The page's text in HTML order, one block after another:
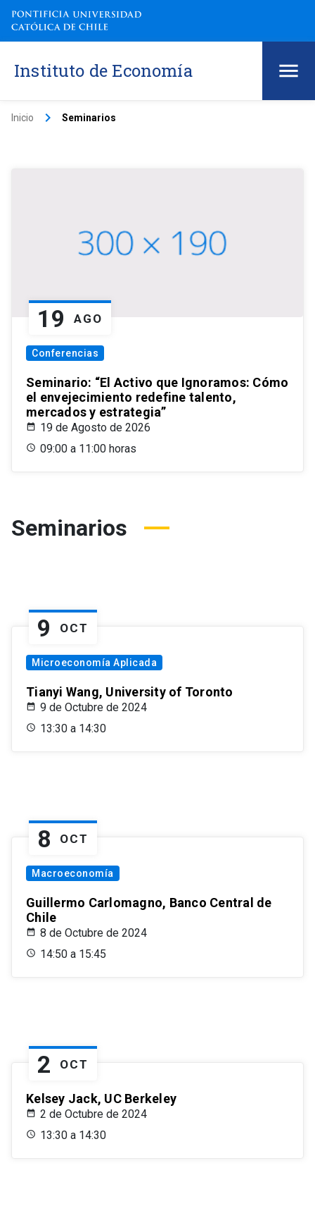
Instituto de Economía
Inicio keyboard_arrow_right Seminarios
19 AGO
Conferencias
Seminario: “El Activo que Ignoramos: Cómo
el envejecimiento redefine talento,
mercados y estrategia”
19 de Agosto de 2026
09:00 a 11:00 horas
Seminarios
9 OCT
Microeconomía Aplicada
Tianyi Wang, University of Toronto
9 de Octubre de 2024
13:30 a 14:30
8 OCT
Macroeconomía
Guillermo Carlomagno, Banco Central de
Chile
8 de Octubre de 2024
14:50 a 15:45
2 OCT
Kelsey Jack, UC Berkeley
2 de Octubre de 2024
13:30 a 14:30